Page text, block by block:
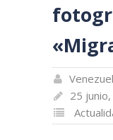
25